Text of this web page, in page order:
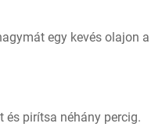
egy kevés olajon a
pirítsa néhány percig.